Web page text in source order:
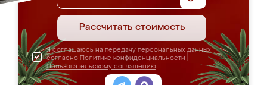
Рассчитать стоимость
Я соглашаюсь на передачу персональных данных
согласно Политике конфиденциальности
Пользовательскому соглашению